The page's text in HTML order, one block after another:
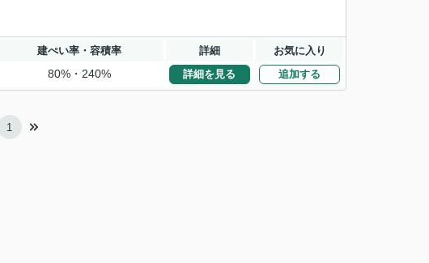
建ぺい率・容積率 詳細 お気に入り
80%・240% 詳細を見る 追加する
1